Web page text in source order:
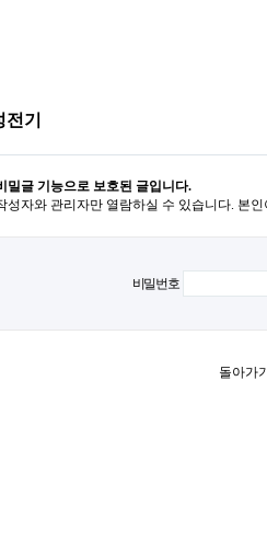
기
밀글 기능으로 보호된 글입니다.
성자와 관리자만 열람하실 수 있습니다. 본
비밀번호
돌아가기